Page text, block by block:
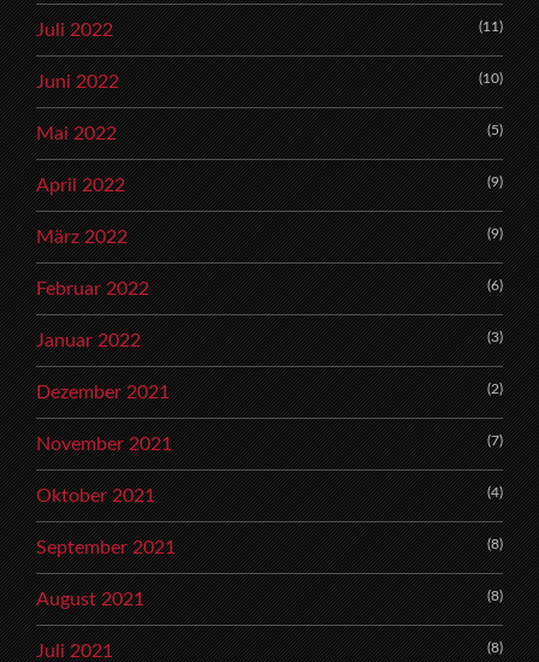
Juli 2022 (11)
Juni 2022 (10)
Mai 2022 (5)
April 2022 (9)
März 2022 (9)
Februar 2022 (6)
Januar 2022 (3)
Dezember 2021 (2)
November 2021 (7)
Oktober 2021 (4)
September 2021 (8)
August 2021 (8)
Juli 2021 (8)